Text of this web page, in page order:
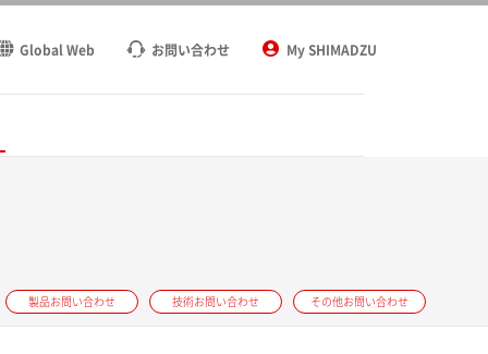
Global Web お問い合わせ My SHIMADZU
製品お問い合わせ 技術お問い合わせ その他お問い合わせ